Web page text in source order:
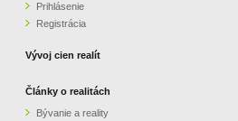
PARTNERI
OBCHODNÉ PODMIENKY
KONTAKT
Prihlásenie
Registrácia
Vývoj cien realít
Články o realitách
Bývanie a reality